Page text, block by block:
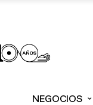
NEGOCIOS ⌄